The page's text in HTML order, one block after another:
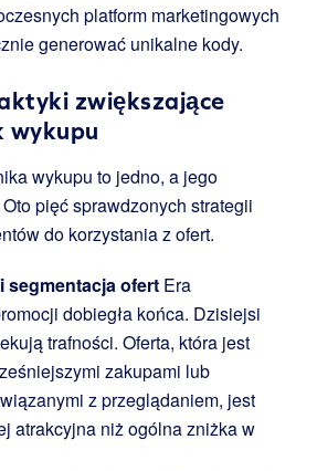
platform marketingowych
generować unikalne kody.
zwiększające
wykupu
wykupu to jedno, a jego
pięć sprawdzonych strategii
do korzystania z ofert.
segmentacja ofert Era
dobiegła końca. Dzisiejsi
trafności. Oferta, która jest
zakupami lub
z przeglądaniem, jest
atrakcyjna niż ogólna zniżka w